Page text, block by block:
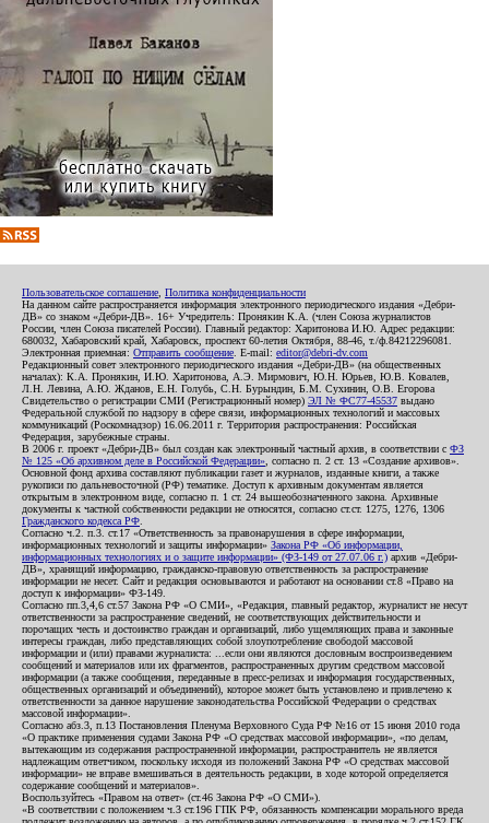
Пользовательское соглашение Политика конфиденциальности
На данном сайте распространяется информация электронного периодического издания «Дебри-
ДВ» со знаком «Дебри-ДВ». 16+ Учредитель: Пронякин К.А. (член Союза журналистов
России, член Союза писателей России). Главный редактор: Харитонова И.Ю. Адрес редакции:
680032, Хабаровский край, Хабаровск, проспект 60-летия Октября, 88-46, т./ф.84212296081.
Электронная приемная: Отправить сообщение . E-mail: editor@debri-dv.com
Редакционный совет электронного периодического издания «Дебри-ДВ» (на общественных
началах): К.А. Пронякин, И.Ю. Харитонова, А.Э. Мирмович, Ю.Н. Юрьев, Ю.В. Ковалев,
Л.Н. Левина, А.Ю. Жданов, Е.Н. Голубь, С.Н. Бурындин, Б.М. Сухинин, О.В. Егорова
Свидетельство о регистрации СМИ (Регистрационный номер) ЭЛ № ФС77-45537 выдано
Федеральной службой по надзору в сфере связи, информационных технологий и массовых
коммуникаций (Роскомнадзор) 16.06.2011 г. Территория распространения: Российская
Федерация, зарубежные страны.
В 2006 г. проект «Дебри-ДВ» был создан как электронный частный архив, в соответствии с ФЗ
№ 125 «Об архивном деле в Российской Федерации» , согласно п. 2 ст. 13 «Создание архивов».
Основной фонд архива составляют публикации газет и журналов, изданные книги, а также
рукописи по дальневосточной (РФ) тематике. Доступ к архивным документам является
открытым в электронном виде, согласно п. 1 ст. 24 вышеобозначенного закона. Архивные
документы к частной собственности редакции не относятся, согласно ст.ст. 1275, 1276, 1306
Гражданского кодекса РФ
Согласно ч.2. п.3. ст.17 «Ответственность за правонарушения в сфере информации,
информационных технологий и защиты информации» Закона РФ «Об информации,
информационных технологиях и о защите информации» (ФЗ-149 от 27.07.06 г.) архив «Дебри-
ДВ», хранящий информацию, гражданско-правовую ответственность за распространение
информации не несет. Сайт и редакция основываются и работают на основании ст.8 «Право на
доступ к информации» ФЗ-149.
Согласно пп.3,4,6 ст.57 Закона РФ «О СМИ», «Редакция, главный редактор, журналист не несут
ответственности за распространение сведений, не соответствующих действительности и
порочащих честь и достоинство граждан и организаций, либо ущемляющих права и законные
интересы граждан, либо представляющих собой злоупотребление свободой массовой
информации и (или) правами журналиста: ...если они являются дословным воспроизведением
сообщений и материалов или их фрагментов, распространенных другим средством массовой
информации (а также сообщения, переданные в пресс-релизах и информация государственных,
общественных организаций и объединений), которое может быть установлено и привлечено к
ответственности за данное нарушение законодательства Российской Федерации о средствах
массовой информации».
Согласно абз.3, п.13 Постановления Пленума Верховного Суда РФ №16 от 15 июня 2010 года
«О практике применения судами Закона РФ «О средствах массовой информации», «по делам,
вытекающим из содержания распространенной информации, распространитель не является
надлежащим ответчиком, поскольку исходя из положений Закона РФ «О средствах массовой
информации» не вправе вмешиваться в деятельность редакции, в ходе которой определяется
содержание сообщений и материалов».
Воспользуйтесь «Правом на ответ» (ст.46 Закона РФ «О СМИ»).
«В соответствии с положением ч.3 ст.196 ГПК РФ, обязанность компенсации морального вреда